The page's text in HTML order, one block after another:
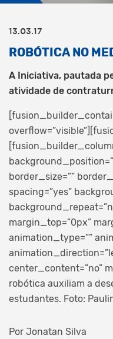
13.03.17
ROBÓTICA NO
A Iniciativa, pautada
atividade de
border_size=””
spacing=”yes”
margin_top=”0px”
animation_type=””
center_content=”no”
robótica auxiliam a
estudantes. Foto:
Por Jonatan Silva